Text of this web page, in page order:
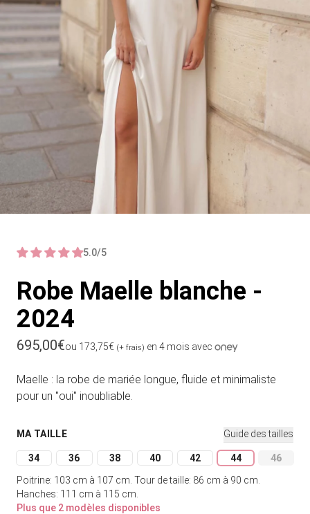
5.0/5
Robe Maelle blanche -
2024
Prix habituel
695,00€ou 173,75€ (+ frais) en 4 mois avec
Maelle : la robe de mariée longue, fluide et minimaliste
pour un "oui" inoubliable.
MA TAILLE Guide des tailles
34
Variante épuisée ou indisponible
36
Variante épuisée ou indisponible
38
Variante épuisée ou indisponible
40
Variante épuisée ou indisponible
42
Variante épuisée ou
44
Variante
46
Poitrine: 103 cm à 107 cm. Tour de taille: 86 cm à 90 cm.
Hanches: 111 cm à 115 cm.
Plus que 2 modèles disponibles